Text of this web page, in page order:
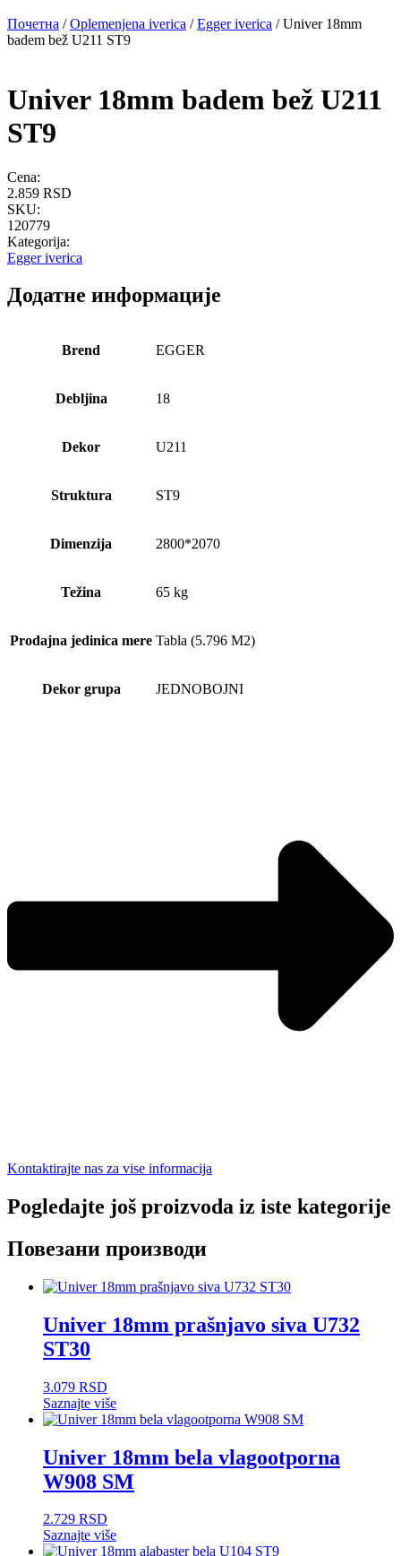
Почетна /Oplemenjena iverica /Egger iverica / Univer 18mm
badem bež U211 ST9
Univer 18mm badem bež U211
ST9
Cena:
2.859 RSD
SKU:
120779
Kategorija:
Egger iverica
Додатне информације
Brend EGGER
Debljina 18
Dekor U211
Struktura ST9
Dimenzija 2800*2070
Težina 65 kg
Prodajna jedinica mere Tabla (5.796 M2)
Dekor grupa JEDNOBOJNI
Kontaktirajte nas za vise informacija
Pogledajte još proizvoda iz iste kategorije
Повезани производи
Univer 18mm prašnjavo siva U732
ST30
3.079 RSD
Saznajte više
Univer 18mm bela vlagootporna
W908 SM
2.729 RSD
Saznajte više